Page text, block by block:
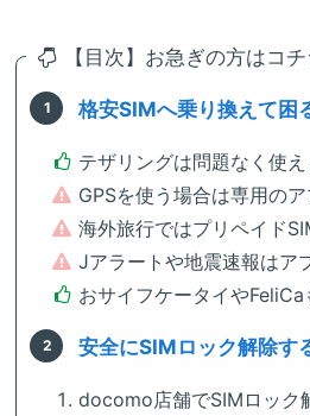
【目次】お急ぎの方はコ
格安SIMへ乗り換えて困
テザリングは問題なく使
GPSを使う場合は専用の
海外旅行ではプリペイド
Jアラートや地震速報はア
おサイフケータイやFeliCa
安全にSIMロック解除す
docomo店舗でSIMロック